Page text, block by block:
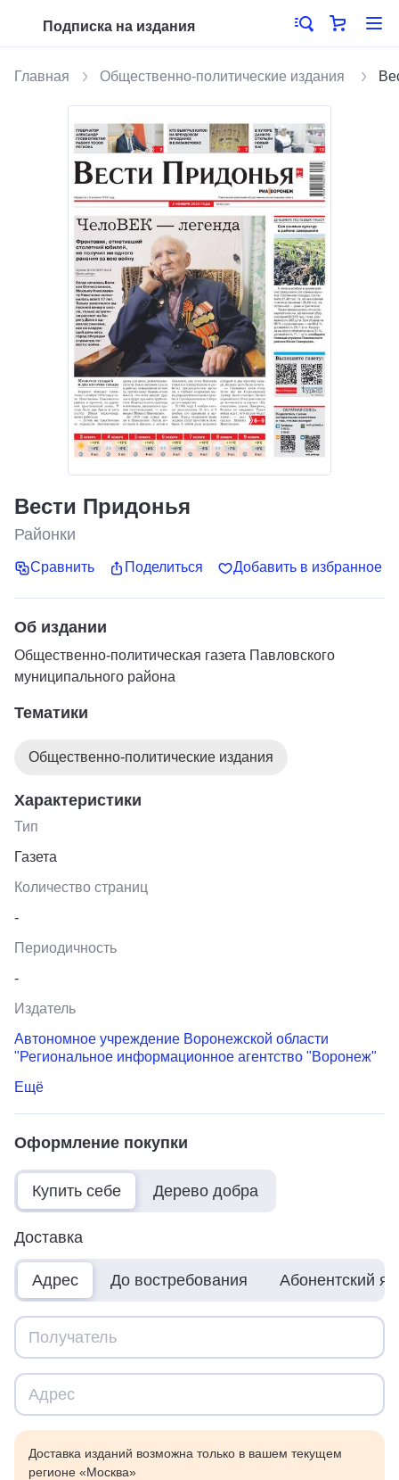
Подписка на издания
Главная Общественно-политические издания
Вести Придонья
Районки
Сравнить Поделиться Добавить в избранное
Об издании
Общественно-политическая газета Павловского
муниципального района
Тематики
Общественно-политические издания
Характеристики
Тип
Газета
Количество страниц
-
Периодичность
-
Издатель
Автономное учреждение Воронежской области
"Региональное информационное агентство "Воронеж"
Ещё
Оформление покупки
Купить себе Дерево добра
Доставка
Адрес До востребования Абонентский
Доставка изданий возможна только в вашем текущем
регионе «Москва»